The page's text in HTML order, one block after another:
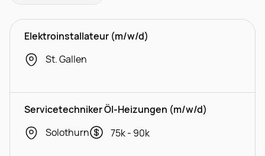
Elektroinstallateur (m/w/d)
St. Gallen
Servicetechniker Öl-Heizungen (m/w/d)
Solothurn
75k - 90k